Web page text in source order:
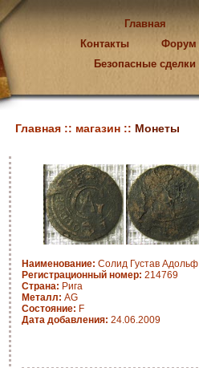
Главная
Контакты
Форум
Безопасные сделки
Главная :: магазин :: Монеты
Наименование: Солид Густав Адольф
Регистрационный номер: 214769
Страна: Рига
Металл: AG
Состояние: F
Дата добавления: 24.06.2009